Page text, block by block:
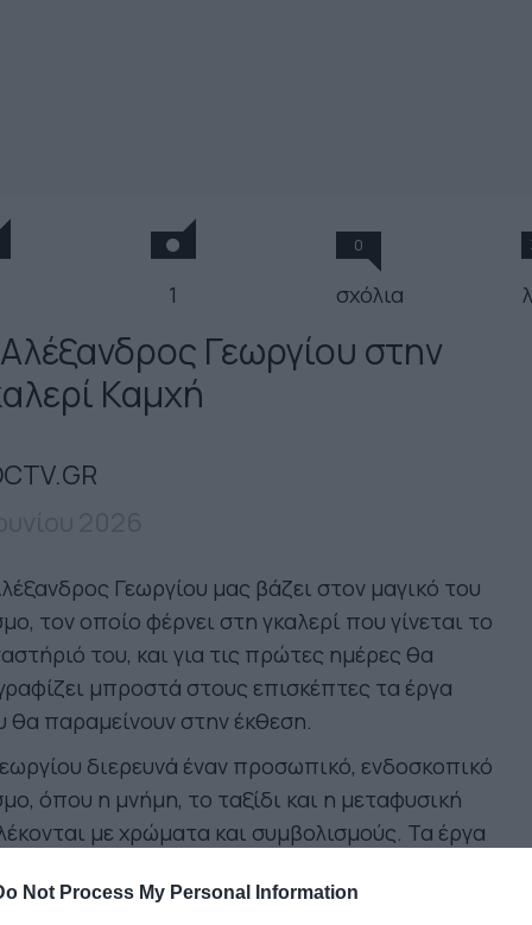
Not Process My Personal Information
1
0
σχόλια
Γεωργίου στην
Καμχή
Γεωργίου μας βάζει στον μαγικό του
τον οποίο φέρνει στη γκαλερί που γίνεται το
του, και για τις πρώτες ημέρες θα
μπροστά στους επισκέπτες τα έργα
θα παραμείνουν στην έκθεση.
διερευνά έναν προσωπικό, ενδοσκοπικό
όπου η μνήμη, το ταξίδι και η μεταφυσική
με χρώματα και συμβολισμούς. Τα έργα
φέρουν ανθρώπινες και αινιγματικές